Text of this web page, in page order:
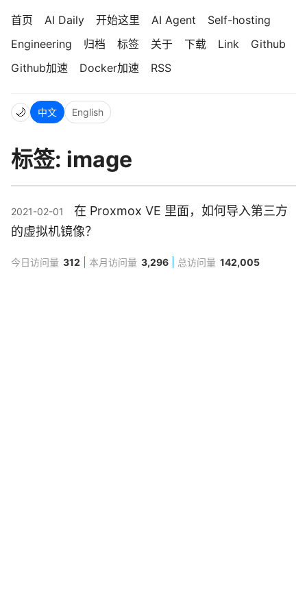
首页 AI Daily 开始这里 AI Agent
Self-hosting
Engineering
归档 标签 关于 下载 Link
Github
Github加速
Docker加速 RSS
🌙 中文 English
标签: image
2021-02-01
在 Proxmox VE 里面，如何导入第三方
的虚拟机镜像？
今日访问量 312 本月访问量 3,296 总访问量 142,005